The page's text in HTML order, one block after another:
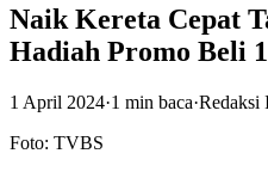
Naik Kereta Cepat
Hadiah Promo Beli
1 April 2024·1 min baca·Redaksi
Foto: TVBS